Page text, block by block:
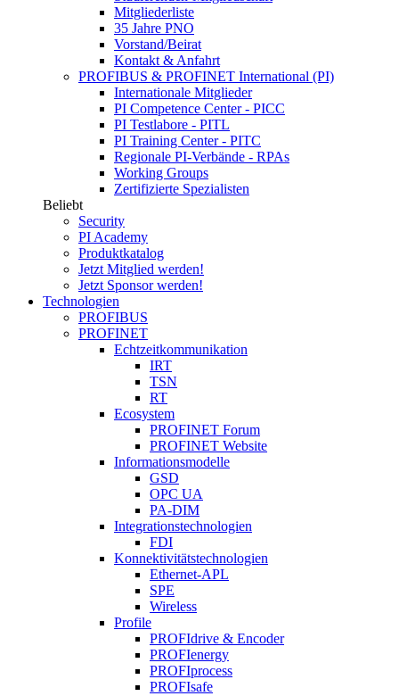
Mitgliederliste
35 Jahre PNO
Vorstand/Beirat
Kontakt & Anfahrt
PROFIBUS & PROFINET International (PI)
Internationale Mitglieder
PI Competence Center - PICC
PI Testlabore - PITL
PI Training Center - PITC
Regionale PI-Verbände - RPAs
Working Groups
Zertifizierte Spezialisten
Beliebt
Security
PI Academy
Produktkatalog
Jetzt Mitglied werden!
Jetzt Sponsor werden!
Technologien
PROFIBUS
PROFINET
Echtzeitkommunikation
IRT
TSN
RT
Ecosystem
PROFINET Forum
PROFINET Website
Informationsmodelle
GSD
OPC UA
PA-DIM
Integrationstechnologien
FDI
Konnektivitätstechnologien
Ethernet-APL
SPE
Wireless
Profile
PROFIdrive & Encoder
PROFIenergy
PROFIprocess
PROFIsafe